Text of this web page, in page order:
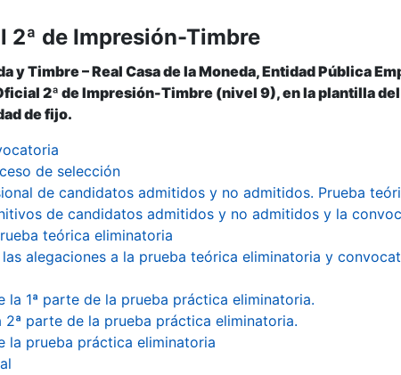
2ª de Impresión-Timbre
y Timbre – Real Casa de la Moneda, Entidad Pública
2ª de Impresión-Timbre (nivel 9), en la plantilla
de fijo.
de selección
de candidatos admitidos y no admitidos. Prueba
de candidatos admitidos y no admitidos y la
teórica eliminatoria
las alegaciones a la prueba teórica eliminatoria y
la 1ª parte de la prueba práctica eliminatoria.
2ª parte de la prueba práctica eliminatoria.
la prueba práctica eliminatoria